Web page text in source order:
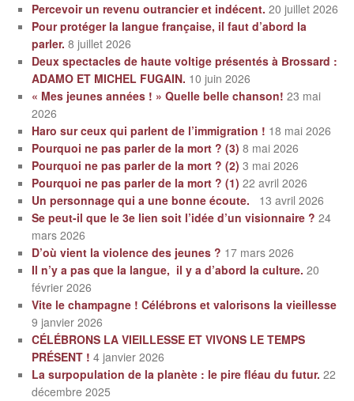
Percevoir un revenu outrancier et indécent. 20 juillet 2026
Pour protéger la langue française, il faut d’abord la
parler. 8 juillet 2026
Deux spectacles de haute voltige présentés à Brossard :
ADAMO ET MICHEL FUGAIN. 10 juin 2026
« Mes jeunes années ! » Quelle belle chanson! 23 mai
2026
Haro sur ceux qui parlent de l’immigration ! 18 mai 2026
Pourquoi ne pas parler de la mort ? (3) 8 mai 2026
Pourquoi ne pas parler de la mort ? (2) 3 mai 2026
Pourquoi ne pas parler de la mort ? (1) 22 avril 2026
Un personnage qui a une bonne écoute.
13 avril 2026
Se peut-il que le 3e lien soit l’idée d’un visionnaire ? 24
mars 2026
D’où vient la violence des jeunes ? 17 mars 2026
Il n’y a pas que la langue, il y a d’abord la culture. 20
février 2026
Vite le champagne ! Célébrons et valorisons la vieillesse
9 janvier 2026
CÉLÉBRONS LA VIEILLESSE ET VIVONS LE TEMPS
PRÉSENT ! 4 janvier 2026
La surpopulation de la planète : le pire fléau du futur. 22
décembre 2025